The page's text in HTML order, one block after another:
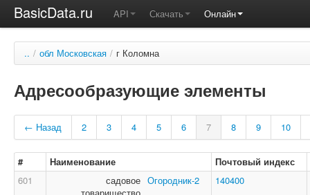
BasicData.ru API Скачать Онлайн
.. / обл Московская / г Коломна
Адресообразующие элементы
← Назад 2 3 4 5 6 7 8 9 10
# Наименование
Почтовый индекс
601
садовое Огородник-2 140400